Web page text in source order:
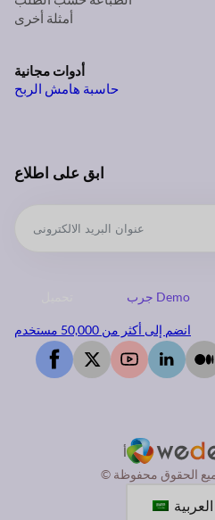
أمثلة أخرى
أدوات مجانية
حاسبة هامش الربح
ابق على اطلاع
جرب Demo
انضم إلى أكثر من 50,000 مستخدم
أ
العربية